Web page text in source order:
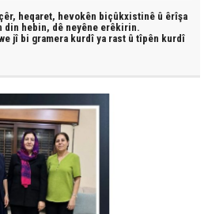
çêr, heqaret, hevokên biçûkxistinê û êrîşa
din hebin, dê neyêne erêkirin.
jî bi gramera kurdî ya rast û tîpên kurdî